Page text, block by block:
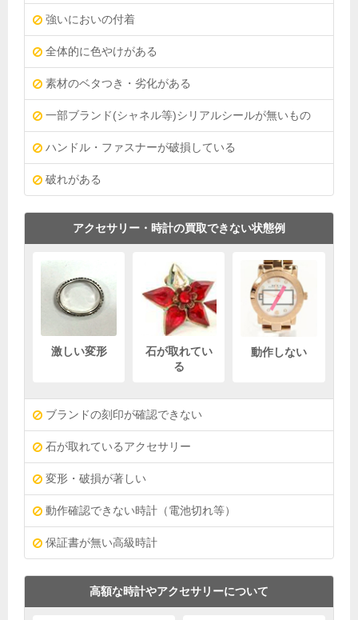
強いにおいの付着
全体的に色やけがある
素材のベタつき・劣化がある
一部ブランド(シャネル等)シリアルシールが無いもの
ハンドル・ファスナーが破損している
破れがある
アクセサリー・時計の買取できない状態例
激しい変形
石が取れてい
る
動作しない
ブランドの刻印が確認できない
石が取れているアクセサリー
変形・破損が著しい
動作確認できない時計（電池切れ等）
保証書が無い高級時計
高額な時計やアクセサリーについて